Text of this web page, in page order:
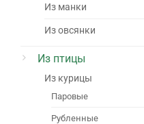
Из манки
Из овсянки
Из птицы
Из курицы
Паровые
Рубленные